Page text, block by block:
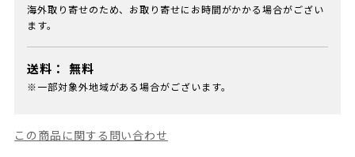
海外取り寄せのため、お取り寄せにお時間がかかる場合がござい
ます。
送料： 無料
※一部対象外地域がある場合がございます。
この商品に関する問い合わせ